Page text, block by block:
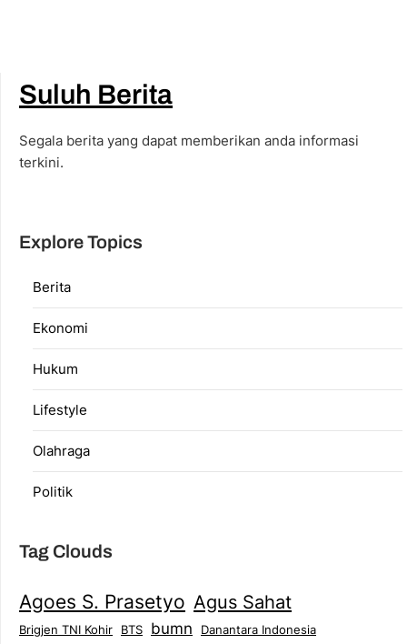
Suluh Berita
Segala berita yang dapat memberikan anda informasi
terkini.
Explore Topics
Berita
Ekonomi
Hukum
Lifestyle
Olahraga
Politik
Tag Clouds
Agoes S. Prasetyo Agus Sahat
Brigjen TNI Kohir BTS bumn Danantara Indonesia